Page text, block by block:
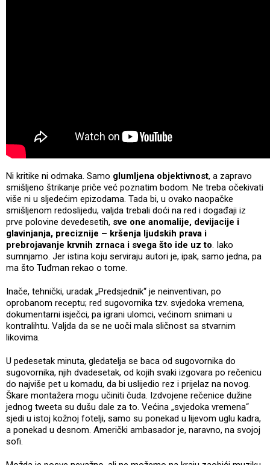
Ni kritike ni odmaka. Samo glumljena objektivnost, a zapravo
smišljeno štrikanje priče već poznatim bodom. Ne treba očekivati
više ni u sljedećim epizodama. Tada bi, u ovako naopačke
smišljenom redoslijedu, valjda trebali doći na red i događaji iz
prve polovine devedesetih, sve one anomalije, devijacije i
glavinjanja, preciznije – kršenja ljudskih prava i
prebrojavanje krvnih zrnaca i svega što ide uz to. Iako
sumnjamo. Jer istina koju serviraju autori je, ipak, samo jedna, pa
ma što Tuđman rekao o tome.
Inače, tehnički, uradak „Predsjednik“ je neinventivan, po
oprobanom receptu; red sugovornika tzv. svjedoka vremena,
dokumentarni isječci, pa igrani ulomci, većinom snimani u
kontralihtu. Valjda da se ne uoči mala sličnost sa stvarnim
likovima.
U pedesetak minuta, gledatelja se baca od sugovornika do
sugovornika, njih dvadesetak, od kojih svaki izgovara po rečenicu
do najviše pet u komadu, da bi uslijedio rez i prijelaz na novog.
Škare montažera mogu učiniti čuda. Izdvojene rečenice dužine
jednog tweeta su dušu dale za to. Većina „svjedoka vremena“
sjedi u istoj kožnoj fotelji, samo su ponekad u lijevom uglu kadra,
a ponekad u desnom. Američki ambasador je, naravno, na svojoj
sofi.